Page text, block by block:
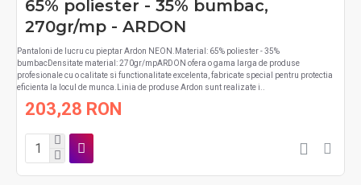
65% poliester - 35% bumbac,
270gr/mp - ARDON
Pantaloni de lucru cu pieptar Ardon NEON.Material: 65% poliester - 35%
bumbacDensitate material: 270gr/mpARDON ofera o gama larga de produse
profesionale cu o calitate si functionalitate excelenta, fabricate special pentru protectia
eficienta la locul de munca.Linia de produse Ardon sunt realizate i..
203,28 RON